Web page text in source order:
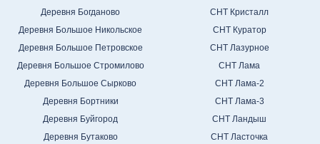
Деревня Богданово
Деревня Большое Никольское
Деревня Большое Петровское
Деревня Большое Стромилово
Деревня Большое Сырково
Деревня Бортники
Деревня Буйгород
Деревня Бутаково
СНТ Кристалл
СНТ Куратор
СНТ Лазурное
СНТ Лама
СНТ Лама-2
СНТ Лама-3
СНТ Ландыш
СНТ Ласточка